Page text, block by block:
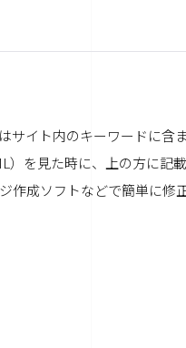
サイト内のキーワードに含
を見た時に、上の方に記
成ソフトなどで簡単に修